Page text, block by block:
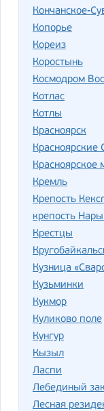
Кончанское-
Копорье
Кореиз
Коростынь
Космодром
Котлас
Котлы
Красноярск
Красноярские
Красноярское
Кремль
Крепость
крепость
Крестцы
Кузница
Кузьминки
Кукмор
Куликово поле
Кунгур
Кызыл
Ласпи
Лебединый
Лесная